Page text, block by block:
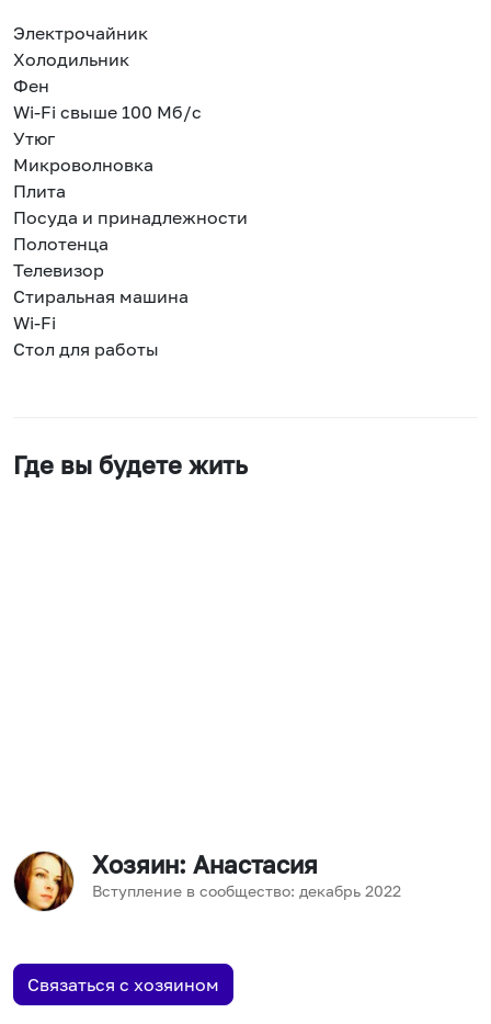
Электрочайник
Холодильник
Фен
Wi-Fi свыше 100 Мб/с
Утюг
Микроволновка
Плита
Посуда и принадлежности
Полотенца
Телевизор
Стиральная машина
Wi-Fi
Стол для работы
Где вы будете жить
Хозяин: Анастасия
Вступление в сообщество: декабрь 2022
Связаться с хозяином